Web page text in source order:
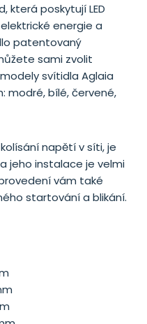
která poskytují LED
energie a
patentovaný
sami zvolit
svítidla Aglaia
modré, bílé, červené,
napětí v síti, je
jeho instalace je velmi
vám také
startování a blikání.